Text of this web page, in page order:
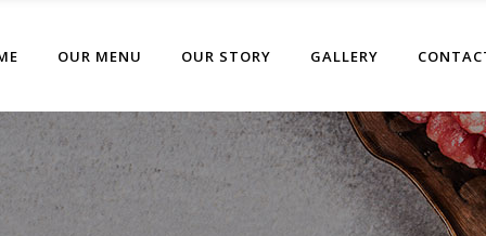
OUR MENU OUR STORY GALLERY